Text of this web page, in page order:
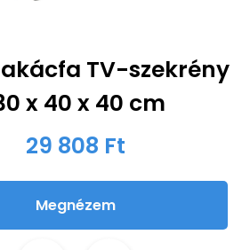
TV-szekrény
x 40 x 40 cm
29 808 Ft
Megnézem